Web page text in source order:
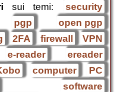
sui temi:
security
pgp
open pgp
2FA firewall
VPN
e-reader
ereader
computer
PC
software